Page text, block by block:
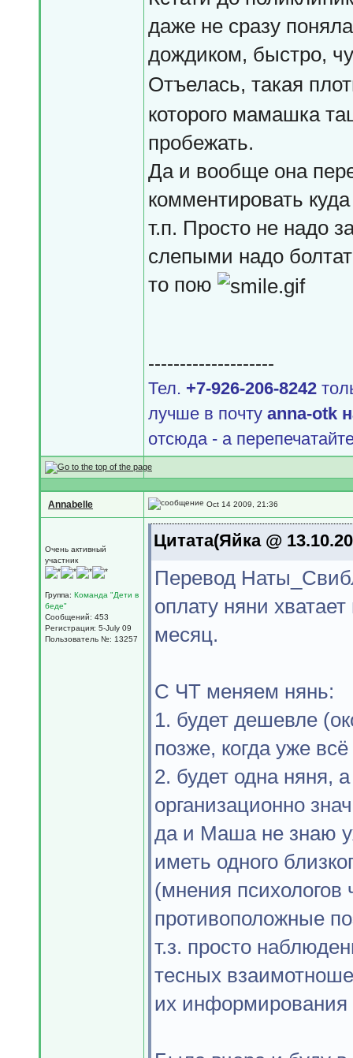
даже не сразу
дождиком, быстро,
Отъелась, такая
которого мамашка
пробежать.
Да и вообще она
комментировать
т.п. Просто не надо
слепыми надо
то пою
--------------------
Тел. +7-926-206-8242
лучше в почту аnnа-оtk
отсюда - а
Annabelle Oct 14 2009, 21:36
Очень активный
участник
Группа: Команда "Дети в
беде"
Сообщений: 453
Регистрация: 5-July 09
Пользователь №: 13257
Цитата(Яйка @
Перевод
оплату няни
месяц.
С ЧТ меняем нянь:
1. будет дешевле
позже, когда уже
2. будет одна няня,
организационно
да и Маша не знаю
иметь одного
(мнения психологов
противоположные
т.з. просто
тесных
их информирования